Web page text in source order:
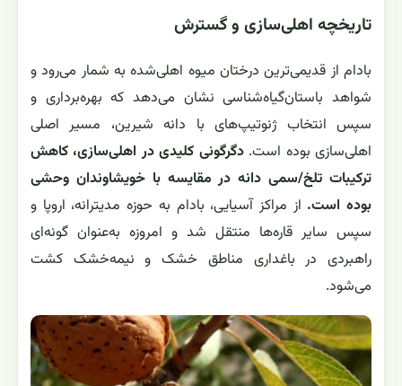
تاریخچه اهلی‌سازی و گسترش
بادام از قدیمی‌ترین درختان میوه اهلی‌شده به شمار می‌رود و
شواهد باستان‌گیاه‌شناسی نشان می‌دهد که بهره‌برداری و
سپس انتخاب ژنوتیپ‌های با دانه شیرین، مسیر اصلی
اهلی‌سازی بوده است.دگرگونی کلیدی در اهلی‌سازی، کاهش
ترکیبات تلخ/سمی دانه در مقایسه با خویشاوندان وحشی
بوده است. از مراکز آسیایی، بادام به حوزه مدیترانه، اروپا و
سپس سایر قاره‌ها منتقل شد و امروزه به‌عنوان گونه‌ای
راهبردی در باغداری مناطق خشک و نیمه‌خشک کشت
می‌شود.